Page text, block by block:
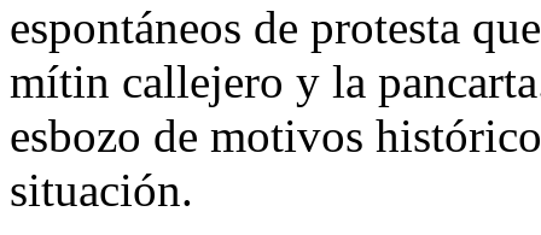
espontáneos de protesta
mítin callejero y la
esbozo de motivos
situación.